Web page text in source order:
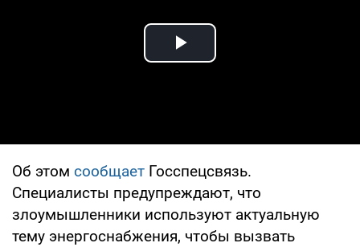
Play Video
Об этом сообщает Госспецсвязь.
Специалисты предупреждают, что
злоумышленники используют актуальную
тему энергоснабжения, чтобы вызвать